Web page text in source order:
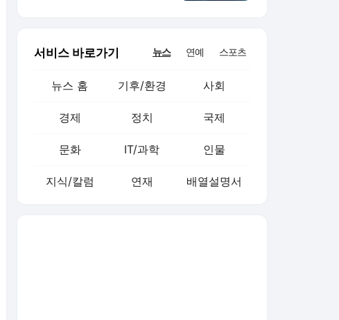
서비스 바로가기 뉴스 연예 스포츠
뉴스 홈 기후/환경 사회
경제 정치 국제
문화 IT/과학 인물
지식/칼럼 연재 배열설명서